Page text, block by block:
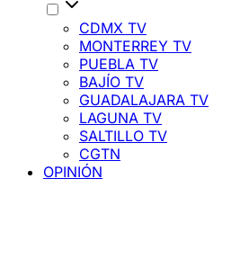
CDMX TV
MONTERREY TV
PUEBLA TV
BAJÍO TV
GUADALAJARA TV
LAGUNA TV
SALTILLO TV
CGTN
OPINIÓN